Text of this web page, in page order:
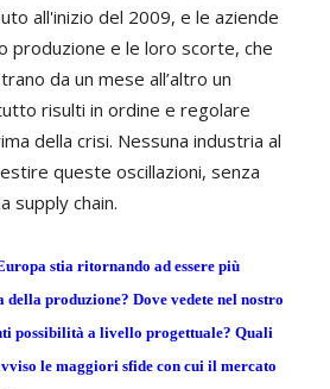
all'inizio del 2009, e le aziende
produzione e le loro scorte, che
da un mese all’altro un
risulti in ordine e regolare
della crisi. Nessuna industria al
queste oscillazioni, senza
supply chain.
stia ritornando ad essere più
produzione? Dove vedete nel nostro
possibilità a livello progettuale? Quali
le maggiori sfide con cui il mercato